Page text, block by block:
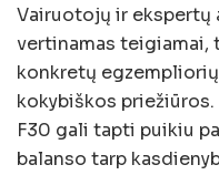
Vairuotojų ir
vertinamas teigiamai,
konkretų
kokybiškos
F30 gali tapti puikiu
balanso tarp